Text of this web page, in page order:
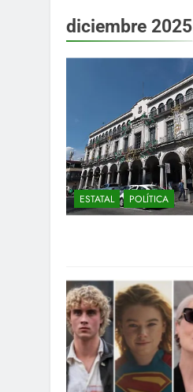
diciembre 2025
ESTATAL POLÍTICA